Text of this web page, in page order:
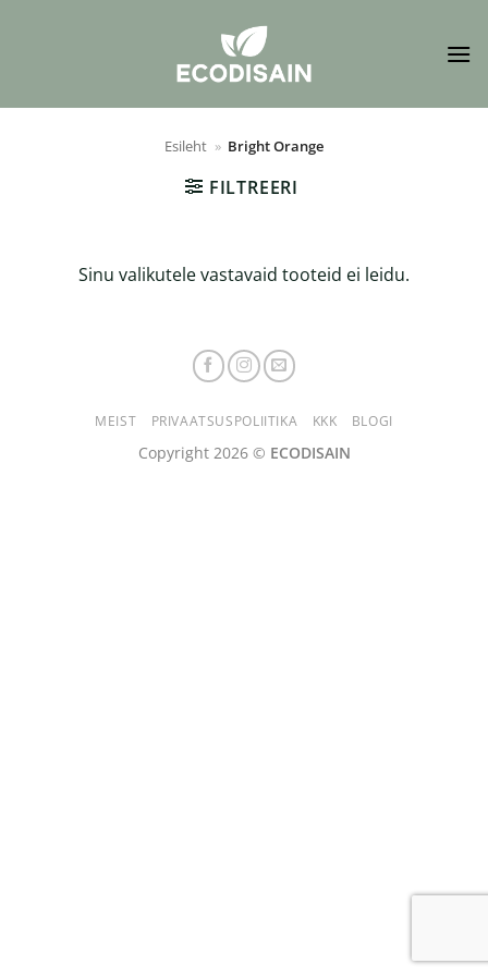
Esileht » Bright Orange
FILTREERI
Sinu valikutele vastavaid tooteid ei leidu.
MEIST PRIVAATSUSPOLIITIKA KKK BLOGI
Copyright 2026 © ECODISAIN